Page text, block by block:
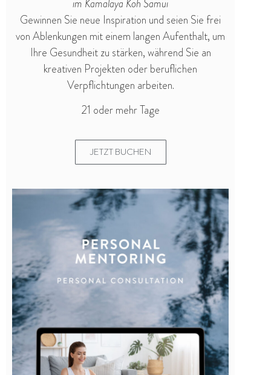
im Kamalaya Koh Samui
Gewinnen Sie neue Inspiration und seien Sie frei
von Ablenkungen mit einem langen Aufenthalt, um
Ihre Gesundheit zu stärken, während Sie an
kreativen Projekten oder beruflichen
Verpflichtungen arbeiten.
21 oder mehr Tage
JETZT BUCHEN